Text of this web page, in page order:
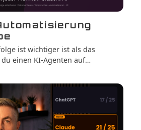
ist wichtiger ist als das
du einen KI-Agenten auf…